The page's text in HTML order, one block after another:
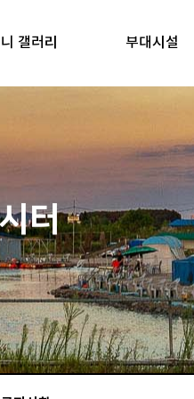
갤러리 부대시설
터